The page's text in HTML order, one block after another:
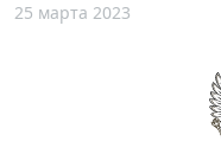
25 марта 2023